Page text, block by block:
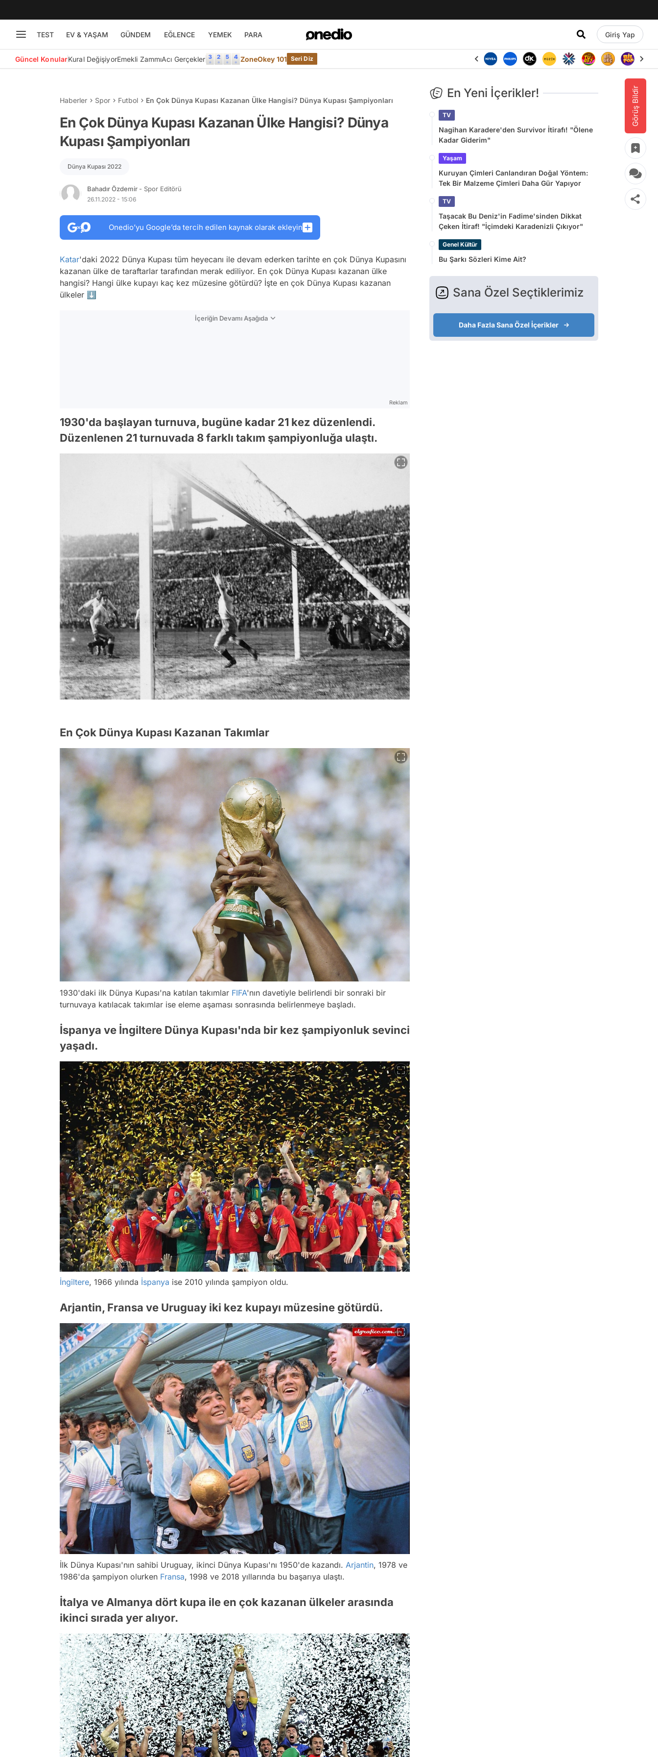
TEST EV & YAŞAM GÜNDEM EĞLENCE YEMEK PARA Giriş Yap
Güncel KonularKural DeğişiyorEmekli ZammıAcı Gerçekler ZoneOkey 101 Seri Diz
Görüş Bildir
Haberler Spor Futbol En Çok Dünya Kupası Kazanan Ülke Hangisi? Dünya Kupası Şampiyonları
En Çok Dünya Kupası Kazanan Ülke Hangisi? Dünya
Kupası Şampiyonları
Dünya Kupası 2022
Bahadır Özdemir - Spor Editörü
26.11.2022 - 15:06
Onedio’yu Google’da tercih edilen kaynak olarak ekleyin
Katar'daki 2022 Dünya Kupası tüm heyecanı ile devam ederken tarihte en çok Dünya Kupasını
kazanan ülke de taraftarlar tarafından merak ediliyor. En çok Dünya Kupası kazanan ülke
hangisi? Hangi ülke kupayı kaç kez müzesine götürdü? İşte en çok Dünya Kupası kazanan
ülkeler ⬇️
İçeriğin Devamı Aşağıda
Reklam
1930'da başlayan turnuva, bugüne kadar 21 kez düzenlendi.
Düzenlenen 21 turnuvada 8 farklı takım şampiyonluğa ulaştı.
En Çok Dünya Kupası Kazanan Takımlar
1930'daki ilk Dünya Kupası'na katılan takımlar FIFA'nın davetiyle belirlendi bir sonraki bir
turnuvaya katılacak takımlar ise eleme aşaması sonrasında belirlenmeye başladı.
İspanya ve İngiltere Dünya Kupası'nda bir kez şampiyonluk sevinci
yaşadı.
İngiltere, 1966 yılında İspanya ise 2010 yılında şampiyon oldu.
Arjantin, Fransa ve Uruguay iki kez kupayı müzesine götürdü.
İlk Dünya Kupası'nın sahibi Uruguay, ikinci Dünya Kupası'nı 1950'de kazandı. Arjantin, 1978 ve
1986'da şampiyon olurken Fransa, 1998 ve 2018 yıllarında bu başarıya ulaştı.
İtalya ve Almanya dört kupa ile en çok kazanan ülkeler arasında
ikinci sırada yer alıyor.
En Yeni İçerikler!
TV
Nagihan Karadere'den Survivor İtirafı! "Ölene
Kadar Giderim"
Yaşam
Kuruyan Çimleri Canlandıran Doğal Yöntem:
Tek Bir Malzeme Çimleri Daha Gür Yapıyor
TV
Taşacak Bu Deniz'in Fadime'sinden Dikkat
Çeken İtiraf! "İçimdeki Karadenizli Çıkıyor"
Genel Kültür
Bu Şarkı Sözleri Kime Ait?
Sana Özel Seçtiklerimiz
Daha Fazla Sana Özel İçerikler